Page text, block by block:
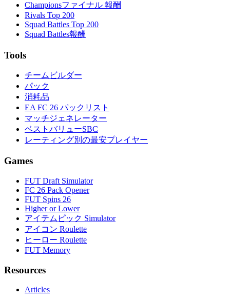
Championsファイナル 報酬
Rivals Top 200
Squad Battles Top 200
Squad Battles報酬
Tools
チームビルダー
パック
消耗品
EA FC 26 パックリスト
マッチジェネレーター
ベストバリューSBC
レーティング別の最安プレイヤー
Games
FUT Draft Simulator
FC 26 Pack Opener
FUT Spins 26
Higher or Lower
アイテムピック Simulator
アイコン Roulette
ヒーロー Roulette
FUT Memory
Resources
Articles